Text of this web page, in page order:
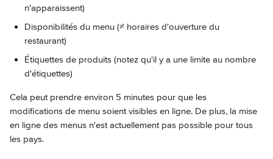
n'apparaissent)
Disponibilités du menu (≠ horaires d'ouverture du
restaurant)
Étiquettes de produits (notez qu'il y a une limite au nombre
d'étiquettes)
Cela peut prendre environ 5 minutes pour que les
modifications de menu soient visibles en ligne. De plus, la mise
en ligne des menus n'est actuellement pas possible pour tous
les pays.